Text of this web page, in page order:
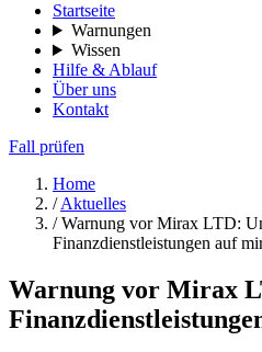
Startseite
Warnungen
Wissen
Hilfe & Ablauf
Über uns
Kontakt
Fall prüfen
Home
/ Aktuelles
/ Warnung vor Mirax LTD:
Finanzdienstleistungen auf
Warnung vor Mirax